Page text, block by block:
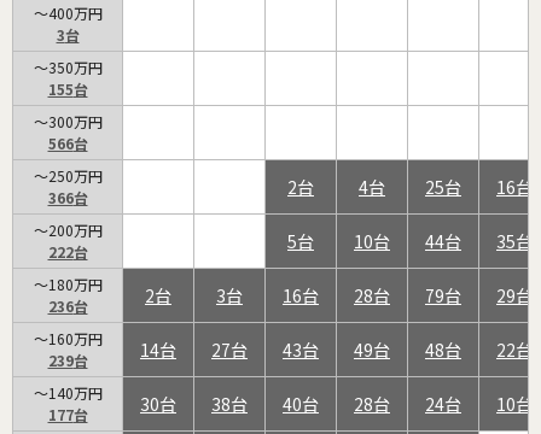
～400万円
3
～350万円
155
～300万円
566
～250万円
366
2 4 25 16
～200万円
222
5 10 44 35
～180万円
236
2 3 16 28 79 29
～160万円
239
14 27 43 49 48 22
～140万円
177
30 38 40 28 24 10